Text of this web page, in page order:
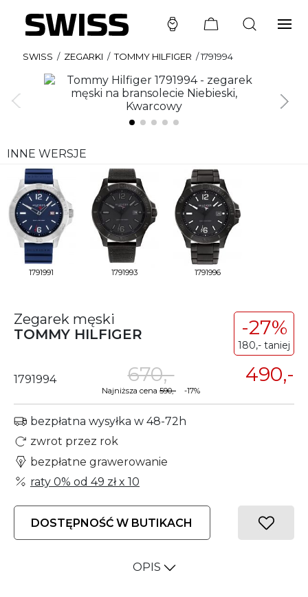
SWISS / ZEGARKI / TOMMY HILFIGER /1791994
INNE WERSJE
1791991 1791993 1791996
Zegarek męski
TOMMY HILFIGER
-27%
180,- taniej
1791994 490,-
670,-
Najniższa cena 590,- -17%
bezpłatna wysyłka w 48-72h
zwrot przez rok
bezpłatne grawerowanie
raty 0% od 49 złx 10
DOSTĘPNOŚĆ W BUTIKACH
OPIS